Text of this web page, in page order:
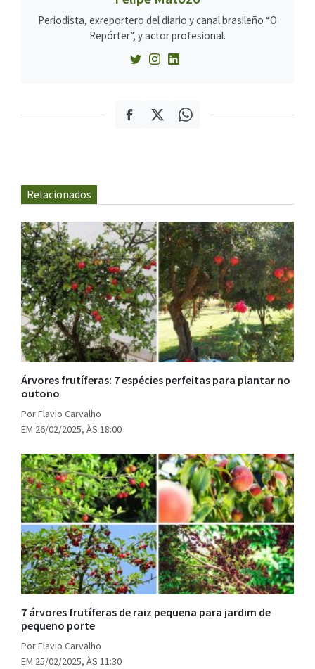
Periodista, exreportero del diario y canal brasileño “O
Repórter”, y actor profesional.
Relacionados
Árvores frutíferas: 7 espécies perfeitas para plantar no
outono
Por Flavio Carvalho
EM 26/02/2025, ÀS 18:00
7 árvores frutíferas de raiz pequena para jardim de
pequeno porte
Por Flavio Carvalho
EM 25/02/2025, ÀS 11:30